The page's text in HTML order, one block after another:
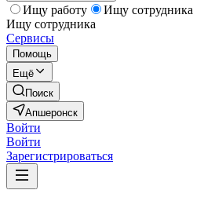
Ищу работу
Ищу сотрудника
Ищу сотрудника
Сервисы
Помощь
Ещё
Поиск
Апшеронск
Войти
Войти
Зарегистрироваться